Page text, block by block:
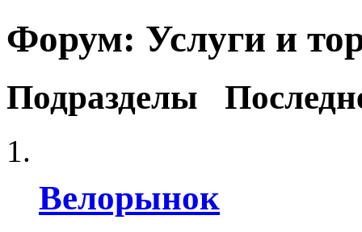
Форум: Услуги и
Подразделы
Велорынок